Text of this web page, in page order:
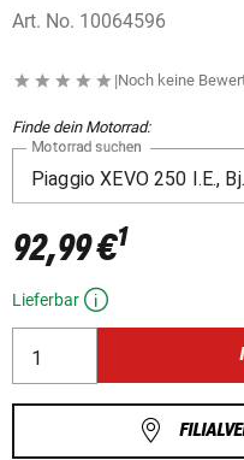
Art. No. 10064596
|Noch keine
Finde dein Motorrad:
Motorrad suchen
92,99 €1
Lieferbar